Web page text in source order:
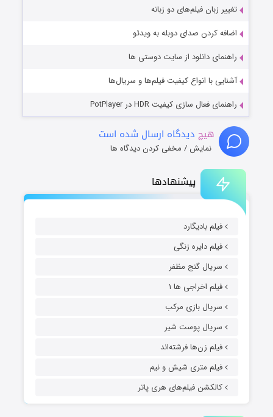
پیشنهادها
فیلم بادیگارد
فیلم دایره زنگی
سریال گنج مظفر
فیلم اخراجی ها ۱
سریال بازی مرکب
سریال پوست شیر
فیلم زن‌ها فرشته‌اند
فیلم متری شیش و نیم
کالکشن فیلم‌های هری پاتر
تغییر زبان فیلم‌های دو زبانه
اضافه کردن صدای دوبله به ویدئو
راهنمای دانلود از سایت دوستی ها
آشنایی با انواع کیفیت فیلم‌ها و سریال‌ها
راهنمای فعال سازی کیفیت HDR در PotPlayer
هیچ دیدگاه ارسال شده است
نمایش / مخفی کردن دیدگاه ها